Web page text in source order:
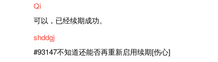
Qi
可以，已经续期成功。
shddgj
#93147不知道还能否再重新启用续期[伤心]